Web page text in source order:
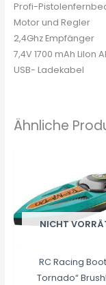
Profi-
Motor und Regler
2,4Ghz Empfänger
7,4V 1700 mAh LiIon
USB- Ladekabel
Ähnliche
NICHT
RC Racing Boot
Tornado“